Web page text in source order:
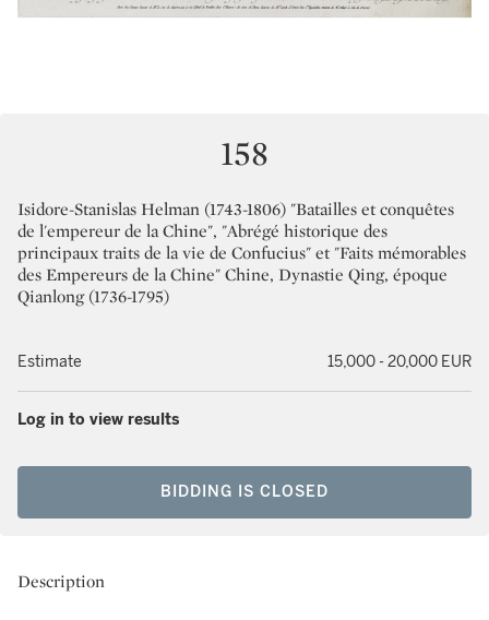
158
Isidore-Stanislas Helman (1743-1806) "Batailles et conquêtes
de l'empereur de la Chine", "Abrégé historique des
principaux traits de la vie de Confucius" et "Faits mémorables
des Empereurs de la Chine" Chine, Dynastie Qing, époque
Qianlong (1736-1795)
Estimate 15,000 - 20,000 EUR
Log in to view results
BIDDING IS CLOSED
Description